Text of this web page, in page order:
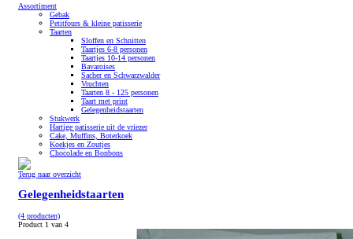
Assortiment
Gebak
Petitfours & kleine patisserie
Taarten
Sloffen en Schnitten
Taartjes 6-8 personen
Taartjes 10-14 personen
Bavaroises
Sacher en Schwarzwalder
Vruchten
Taarten 8 - 125 personen
Taart met print
Gelegenheidstaarten
Stukwerk
Hartige patisserie uit de vriezer
Cake, Muffins, Boterkoek
Koekjes en Zoutjes
Chocolade en Bonbons
Terug naar overzicht
Gelegenheidstaarten
(4 producten)
Product 1 van 4